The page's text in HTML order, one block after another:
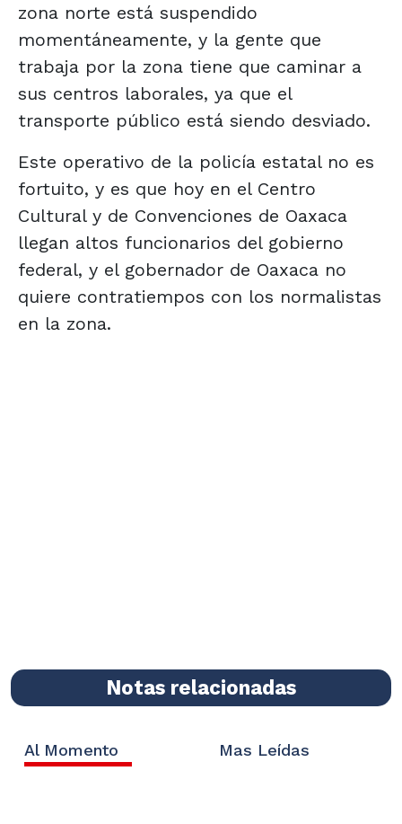
zona norte está suspendido
momentáneamente, y la gente que
trabaja por la zona tiene que caminar a
sus centros laborales, ya que el
transporte público está siendo desviado.
Este operativo de la policía estatal no es
fortuito, y es que hoy en el Centro
Cultural y de Convenciones de Oaxaca
llegan altos funcionarios del gobierno
federal, y el gobernador de Oaxaca no
quiere contratiempos con los normalistas
en la zona.
Notas relacionadas
Al Momento Mas Leídas